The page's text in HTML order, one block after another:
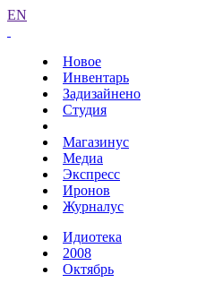
EN
Новое
Инвентарь
Задизайнено
Студия
Магазинус
Медиа
Экспресс
Иронов
Журналус
Идиотека
2008
Октябрь